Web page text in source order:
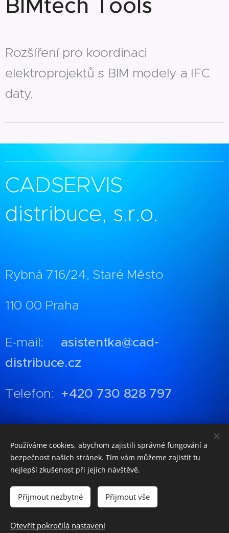
Rozšíření pro koordinaci
elektroprojektů s BIM modely a IFC
daty.
CADSERVIS
distribuce, s.r.o.
Rybná 716/24, Staré Město
110 00 Praha
E-mail: asistentka@cad-
distribuce.cz
Telefon: +420 730 828 797
GDPR
Tento web je součástíCADSERVIS GROUP
Používáme cookies, abychom zajistili správné fungování a
bezpečnost našich stránek. Tím vám můžeme zajistit tu
nejlepší zkušenost při jejich návštěvě.
Přijmout nezbytné Přijmout vše
Otevřít pokročilá nastavení